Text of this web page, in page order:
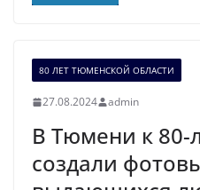
80 ЛЕТ ТЮМЕНСКОЙ ОБЛАСТИ
27.08.2024 admin
В Тюмени к 80-
создали